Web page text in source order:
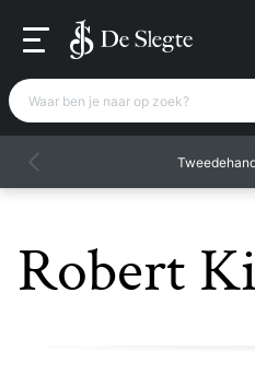
Waar ben je naar op zoek?
Robert